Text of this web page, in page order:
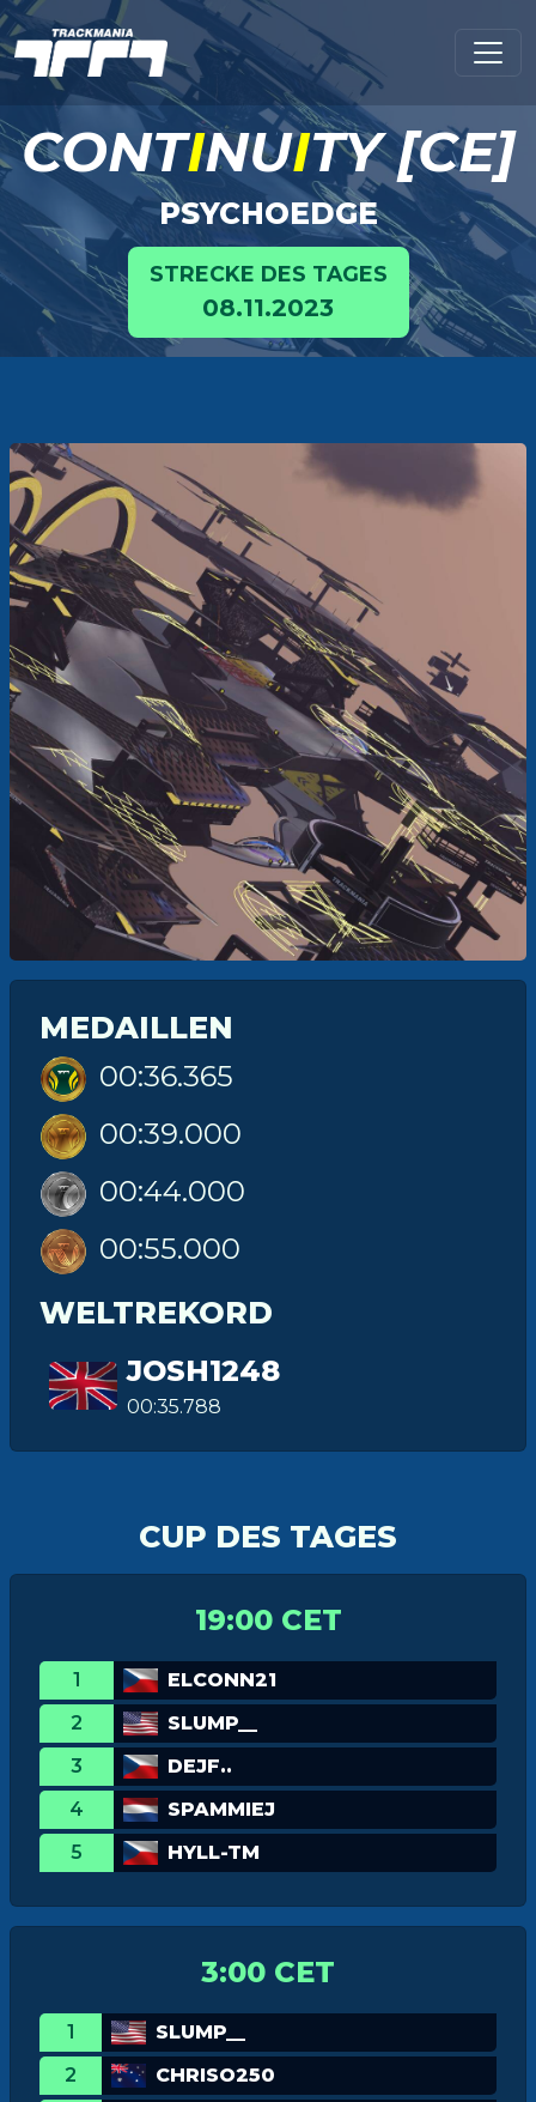
CONTINUITY [CE]
PSYCHOEDGE
STRECKE DES TAGES
08.11.2023
MEDAILLEN
00:36.365
00:39.000
00:44.000
00:55.000
WELTREKORD
JOSH1248
00:35.788
CUP DES TAGES
19:00 CET
1
ELCONN21
2
SLUMP__
3
DEJF..
4
SPAMMIEJ
5
HYLL-TM
3:00 CET
1
SLUMP__
2
CHRISO250